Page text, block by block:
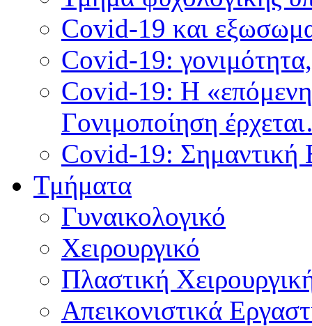
Covid-19 και
Covid-19:
Covid-19: Η
Γονιμοποίηση
Covid-19: Σημαντική
Τμήματα
Γυναικολογικό
Χειρουργικό
Πλαστική
Απεικονιστικά